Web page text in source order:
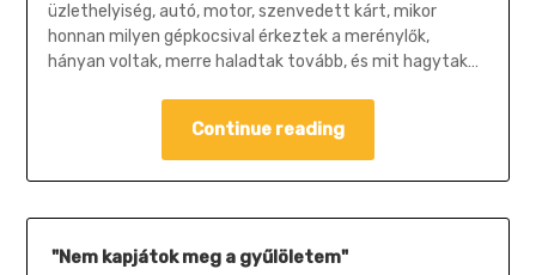
üzlethelyiség, autó, motor, szenvedett kárt, mikor
honnan milyen gépkocsival érkeztek a merénylők,
hányan voltak, merre haladtak tovább, és mit hagytak…
Continue reading
"Nem kapjátok meg a gyűlöletem"